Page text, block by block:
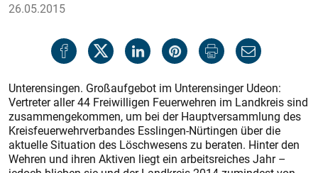
26.05.2015
Unterensingen. Großaufgebot im Unterensinger Udeon:
Vertreter aller 44 Freiwilligen Feuerwehren im Landkreis sind
zusammengekommen, um bei der Hauptversammlung des
Kreisfeuerwehrverbandes Esslingen-Nürtingen über die
aktuelle Situation des Löschwesens zu beraten. Hinter den
Wehren und ihren Aktiven liegt ein arbeitsreiches Jahr –